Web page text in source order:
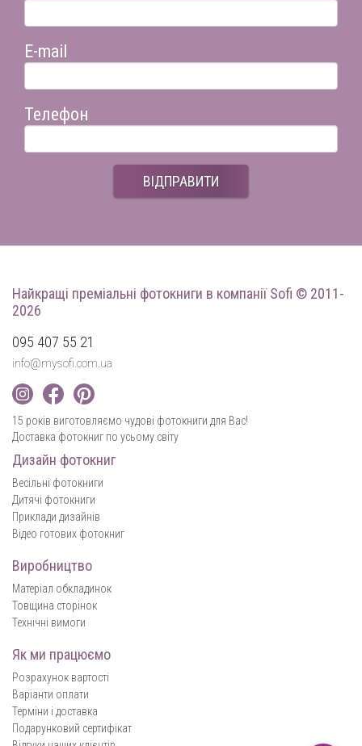
E-mail
Телефон
ВІДПРАВИТИ
Найкращі преміальні фотокниги в компанії Sofi © 2011-
2026
095 407 55 21
info@mysofi.com.ua
15 років виготовляємо чудові фотокниги для Вас!
Доставка фотокниг по усьому світу
Дизайн фотокниг
Весільні фотокниги
Дитячі фотокниги
Приклади дизайнів
Відео готових фотокниг
Виробництво
Матеріал обкладинок
Товщина сторінок
Технічні вимоги
Як ми працюємо
Розрахунок вартості
Варіанти оплати
Терміни і доставка
Подарунковий сертифікат